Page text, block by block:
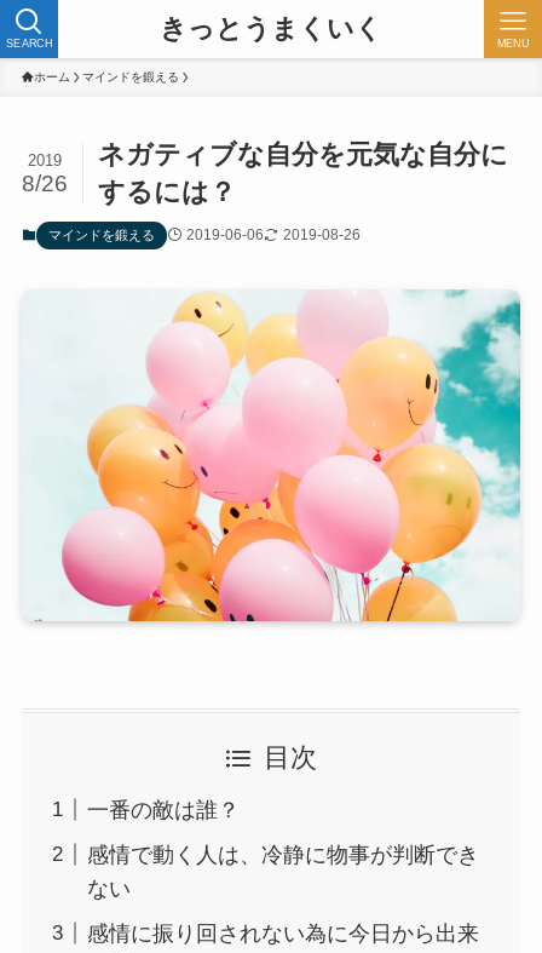
きっとうまくいく
SEARCH MENU
ホーム マインドを鍛える
ネガティブな自分を元気な自分に
するには？
2019
8/26
マインドを鍛える 2019-06-06 2019-08-26
目次
一番の敵は誰？
感情で動く人は、冷静に物事が判断でき
ない
感情に振り回されない為に今日から出来